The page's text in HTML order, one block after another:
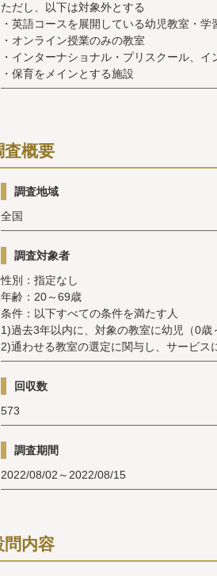
ただし、以下は対象外とする
・英語コースを展開している幼児教室・学
・オンライン授業のみの教室
・インターナショナル・プリスクール、
・保育をメインとする施設
査概要
調査地域
全国
調査対象者
性別：指定なし
年齢：20～69歳
条件：以下すべての条件を満たす人
1)過去3年以内に、対象の教室に幼児（0
2)通わせる教室の選定に関与し、サービス
回収数
573
調査期間
2022/08/02～2022/08/15
問内容